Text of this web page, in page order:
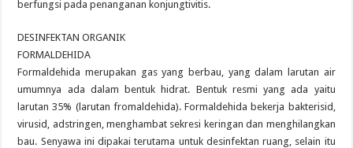
berfungsi pada penanganan konjungtivitis.
DESINFEKTAN ORGANIK
FORMALDEHIDA
Formaldehida merupakan gas yang berbau, yang dalam larutan air
umumnya ada dalam bentuk hidrat. Bentuk resmi yang ada yaitu
larutan 35% (larutan fromaldehida). Formaldehida bekerja bakterisid,
virusid, adstringen, menghambat sekresi keringan dan menghilangkan
bau. Senyawa ini dipakai terutama untuk desinfektan ruang, selain itu